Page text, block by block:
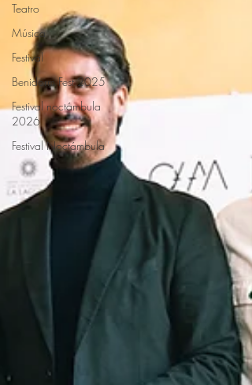
Teatro
Música
Festival
Benidorm Fest 2025
Festival noctámbula
2026
Festival Noctámbula